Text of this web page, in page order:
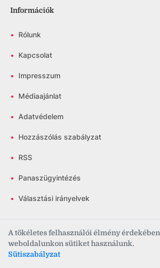
A tökéletes felhasználói élmény érdekében
weboldalunkon sütiket használunk.
Sütiszabályzat
Információk
• Rólunk
• Kapcsolat
• Impresszum
• Médiaajánlat
• Adatvédelem
• Hozzászólás szabályzat
• RSS
• Panaszügyintézés
• Választási irányelvek
Csatlakozz közösségünkhöz!